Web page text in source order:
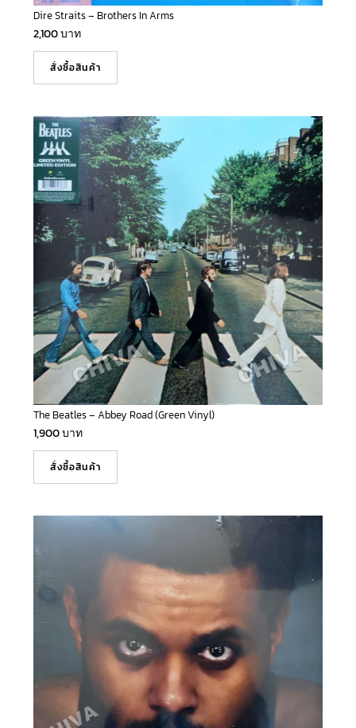
Dire Straits – Brothers In Arms
2,100บาท
สั่งซื้อสินค้า
The Beatles – Abbey Road (Green Vinyl)
1,900บาท
สั่งซื้อสินค้า